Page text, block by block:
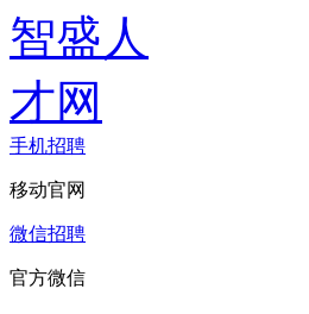
手机招聘
移动官网
微信招聘
官方微信